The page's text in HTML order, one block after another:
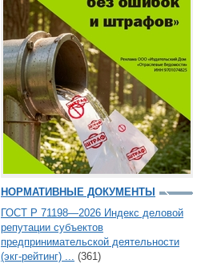
НОРМАТИВНЫЕ ДОКУМЕНТЫ
ГОСТ Р 71198—2026 Индекс деловой
репутации субъектов
предпринимательской деятельности
(экг-рейтинг) ... (361)